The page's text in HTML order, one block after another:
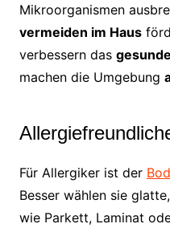
Mikroorganismen
vermeiden im Haus
verbessern das
machen die Umgebung
Für Allergiker ist der
Besser wählen sie
wie Parkett, Laminat